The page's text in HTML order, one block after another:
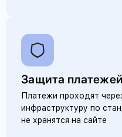
Защита платежей
Платежи проходят
инфраструктуру по
не хранятся на сайте